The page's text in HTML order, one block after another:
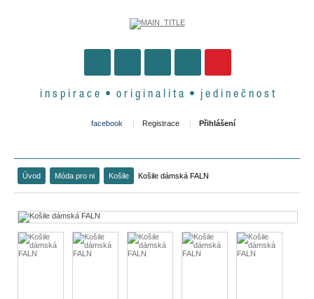
i n s p i r a c e • o r i g i n a l i t a • j e d i n e č n o s t
facebook Registrace Přihlášení
Úvod Móda pro ni Košile Košile dámská FALN